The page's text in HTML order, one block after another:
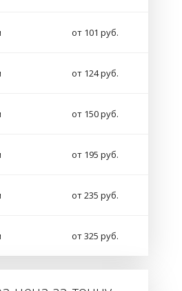
от 101 руб.
от 124 руб.
от 150 руб.
от 195 руб.
от 235 руб.
от 325 руб.